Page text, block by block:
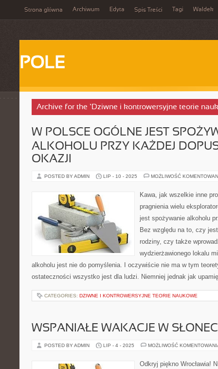
Strona główna Archiwum Edyta Spis Treści Tagi Waldek
POLE
Archive for the ‘Dziwne i kontrowersyjne teorie
W POLSCE OGÓLNE JEST
ALKOHOLU PRZY KAŻDEJ
OKAZJI
POSTED BY ADMIN LIP - 10 - 2025 MOŻLIWOŚĆ
Kawa, jak wszelkie inne
pragnienia wielu
jest spożywanie alkoholu
Bez względu na to, czy
rodziny, czy także
wydzierżawionego lokalu
alkoholu jest nie do pomyślenia. I oczywiście nie ma w tym
ostateczności wszystko jest dla ludzi. Niemniej jednak jak
CATEGORIES: DZIWNE I KONTROWERSYJNE TEORIE NAUKOWE
WSPANIAŁE WAKACJE W
POSTED BY ADMIN LIP - 4 - 2025 MOŻLIWOŚĆ
Odkryj piękno Wrocławia!